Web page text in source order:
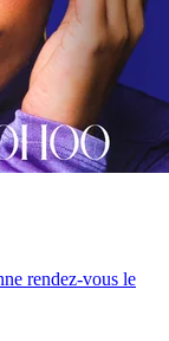
rendez-vous le